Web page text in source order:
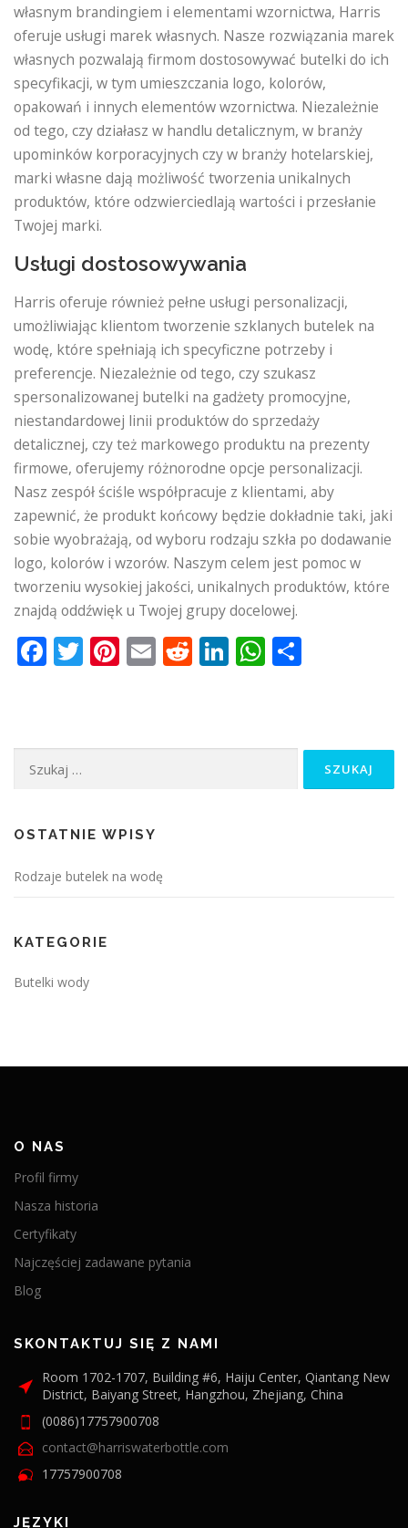
własnym brandingiem i elementami wzornictwa, Harris
oferuje usługi marek własnych. Nasze rozwiązania marek
własnych pozwalają firmom dostosowywać butelki do ich
specyfikacji, w tym umieszczania logo, kolorów,
opakowań i innych elementów wzornictwa. Niezależnie
od tego, czy działasz w handlu detalicznym, w branży
upominków korporacyjnych czy w branży hotelarskiej,
marki własne dają możliwość tworzenia unikalnych
produktów, które odzwierciedlają wartości i przesłanie
Twojej marki.
Usługi dostosowywania
Harris oferuje również pełne usługi personalizacji,
umożliwiając klientom tworzenie szklanych butelek na
wodę, które spełniają ich specyficzne potrzeby i
preferencje. Niezależnie od tego, czy szukasz
spersonalizowanej butelki na gadżety promocyjne,
niestandardowej linii produktów do sprzedaży
detalicznej, czy też markowego produktu na prezenty
firmowe, oferujemy różnorodne opcje personalizacji.
Nasz zespół ściśle współpracuje z klientami, aby
zapewnić, że produkt końcowy będzie dokładnie taki, jaki
sobie wyobrażają, od wyboru rodzaju szkła po dodawanie
logo, kolorów i wzorów. Naszym celem jest pomoc w
tworzeniu wysokiej jakości, unikalnych produktów, które
znajdą oddźwięk u Twojej grupy docelowej.
Facebook
Twitter
Pinterest
EmailReddit
LinkedIn
WhatsApp
Szukaj:
OSTATNIE WPISY
Rodzaje butelek na wodę
KATEGORIE
Butelki wody
O NAS
Profil firmy
Nasza historia
Certyfikaty
Najczęściej zadawane pytania
Blog
SKONTAKTUJ SIĘ Z NAMI
Room 1702-1707, Building #6, Haiju Center, Qiantang New
District, Baiyang Street, Hangzhou, Zhejiang, China
(0086)17757900708
contact@harriswaterbottle.com
17757900708
JĘZYKI